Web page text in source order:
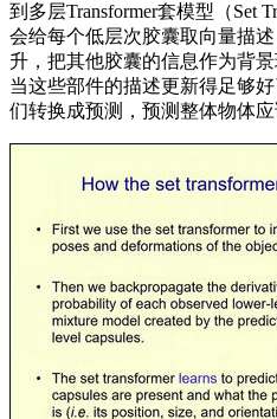
到多层Transformer套模型（Set
会给每个低层次胶囊取向量描
升，把其他胶囊的信息作为背
当这些部件的描述更新得足够
们转换成预测，预测整体物体应